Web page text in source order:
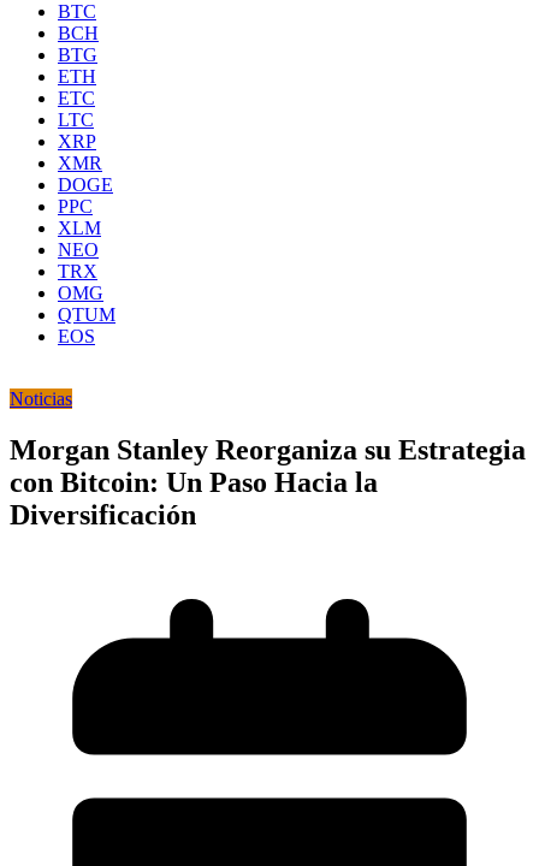
BTC
BCH
BTG
ETH
ETC
LTC
XRP
XMR
DOGE
PPC
XLM
NEO
TRX
OMG
QTUM
EOS
Noticias
Morgan Stanley Reorganiza su Estrategia
con Bitcoin: Un Paso Hacia la
Diversificación